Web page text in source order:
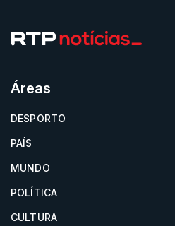
Áreas
DESPORTO
PAÍS
MUNDO
POLÍTICA
CULTURA